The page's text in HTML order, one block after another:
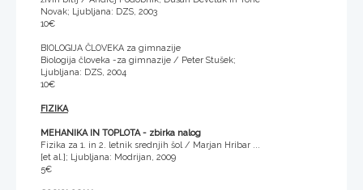
Novak; Ljubljana: DZS, 2003
10€
BIOLOGIJA ČLOVEKA za gimnazije
Biologija človeka -za gimnazije / Peter Stušek;
Ljubljana: DZS, 2004
10€
FIZIKA
MEHANIKA IN TOPLOTA - zbirka nalog
Fizika za 1. in 2. letnik srednjih šol / Marjan Hribar ...
[et al.]; Ljubljana: Modrijan, 2009
5€